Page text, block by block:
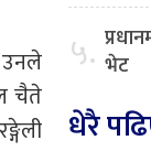
उनले
चैते
५. भेट
धेरै